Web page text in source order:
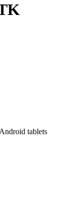
tablets